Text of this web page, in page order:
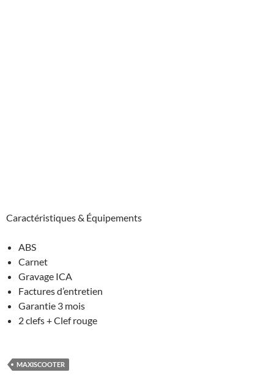
Caractéristiques & Équipements
ABS
Carnet
Gravage ICA
Factures d’entretien
Garantie 3 mois
2 clefs + Clef rouge
MAXISCOOTER